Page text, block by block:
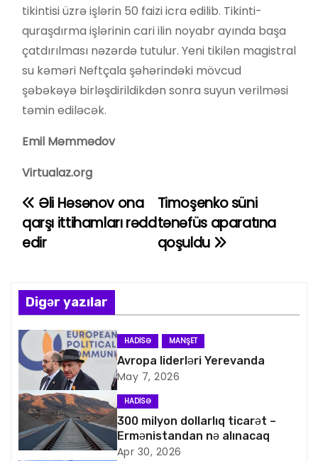
tikintisi üzrə işlərin 50 faizi icra edilib. Tikinti-
quraşdırma işlərinin cari ilin noyabr ayında başa
çatdırılması nəzərdə tutulur. Yeni tikilən magistral
su kəməri Neftçala şəhərindəki mövcud
şəbəkəyə birləşdirildikdən sonra suyun verilməsi
təmin ediləcək.
Emil Məmmədov
Virtualaz.org
Y
a
ı
n
a
v
i
q
Timoşenko süni
tənəfüs aparatına
qoşuldu
Əli Həsənov ona
qarşı ittihamları rədd
edir
Digər yazılar
HADISƏ MANŞET
Avropa liderləri Yerevanda
May 7, 2026
HADISƏ
300 milyon dollarlıq ticarət –
Ermənistandan nə alınacaq
Apr 30, 2026